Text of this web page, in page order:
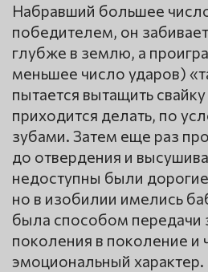
Набравший большее
победителем, он
глубже в землю, а
меньшее число ударов)
пытается вытащить
приходится делать, по
зубами. Затем еще раз
до отвердения и
недоступны были
но в изобилии имелись
была способом передачи
поколения в поколение и
эмоциональный характер.